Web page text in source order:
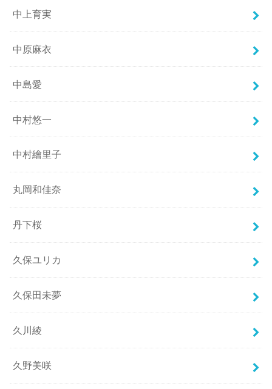
中上育実
中原麻衣
中島愛
中村悠一
中村繪里子
丸岡和佳奈
丹下桜
久保ユリカ
久保田未夢
久川綾
久野美咲